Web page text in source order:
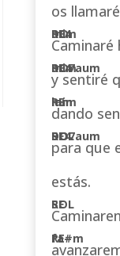
os
Caminaré
y sentiré
dando
para que
estás.